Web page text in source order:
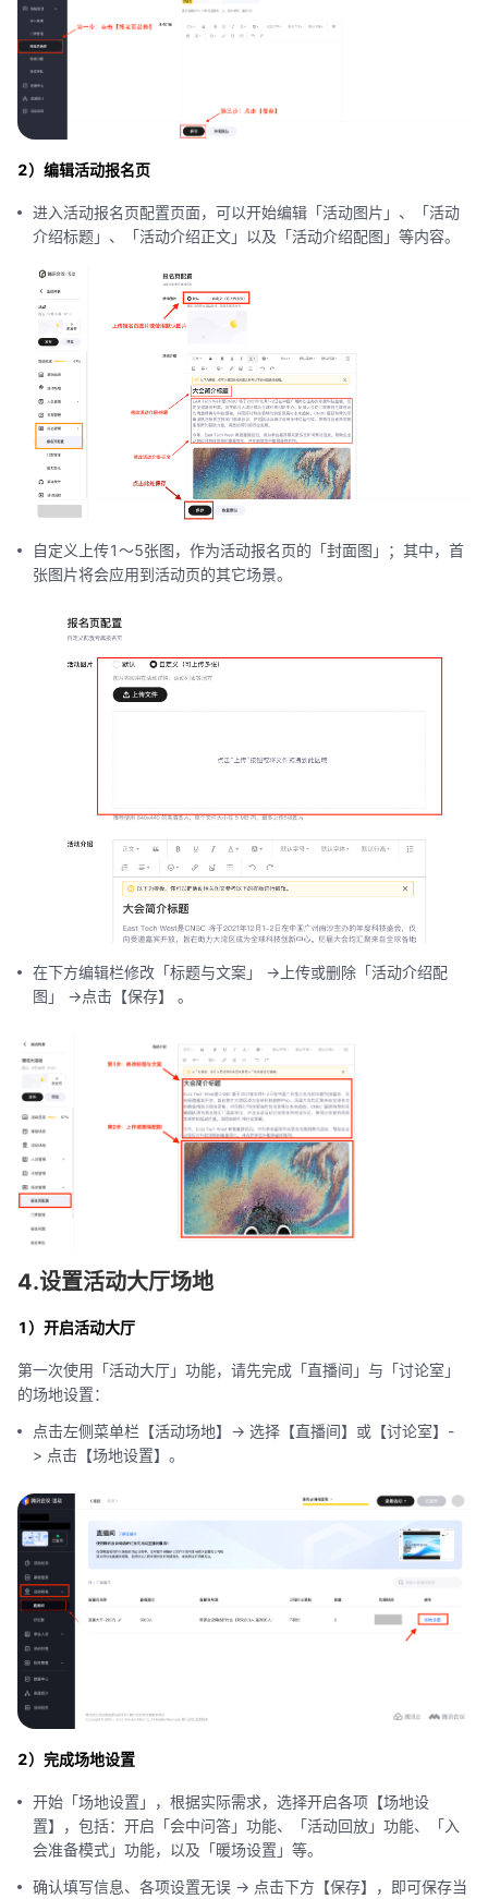
2）编辑活动报名页
进入活动报名页配置页面，可以开始编辑「活动图片」、「活动
介绍标题」、「活动介绍正文」以及「活动介绍配图」等内容。
自定义上传1～5张图，作为活动报名页的「封面图」；其中，首
张图片将会应用到活动页的其它场景。
在下方编辑栏修改「标题与文案」 ->上传或删除「活动介绍配
图」 ->点击【保存】 。
4.设置活动大厅场地
1）开启活动大厅
第一次使用「活动大厅」功能，请先完成「直播间」与「讨论室」
的场地设置：
点击左侧菜单栏【活动场地】-> 选择【直播间】或【讨论室】-
> 点击【场地设置】。
2）完成场地设置
开始「场地设置」，根据实际需求，选择开启各项【场地设
置】，包括：开启「会中问答」功能、「活动回放」功能、「入
会准备模式」功能，以及「暖场设置」等。
确认填写信息、各项设置无误 -> 点击下方【保存】，即可保存当